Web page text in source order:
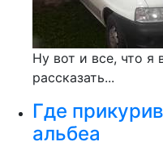
Ну вот и все, что я
рассказать...
Где
альбеа